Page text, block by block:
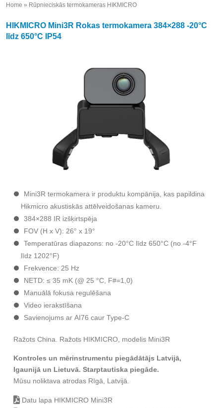
Home » Rūpnieciskās termokameras HIKMICRO
HIKMICRO Mini3R Rokas termokamera 384×288 -20°C
līdz 650°C IP54
Mini3R termokamera ir produktu kompānija, kas papildina
Hikmicro akustiskās attēlveidošanas kameru.
384×288 IR izšķirtspēja
FOV (H x V): 26° х 19°
Temperatūras diapazons: no -20°C līdz 650°C (no -4°F
līdz 1202°F)
Frekvence: 25 Hz
NETD: ≤ 35 mK (@ 25 °C, F#=1,0)
Manuālā fokusa regulēšana
Video ierakstīšana
Savienojums ar АI76 caur Туре-С
Ražots China. Ražots HIKMICRO, modelis Mini3R
Kontroles un mērinstrumentu piegādātājs Latvijā,
Igaunijā un Lietuvā. Starptautiska piegāde.
Mūsu noliktava atrodas Rīgā, Latvijā.
Datu lapa HIKMICRO Mini3R